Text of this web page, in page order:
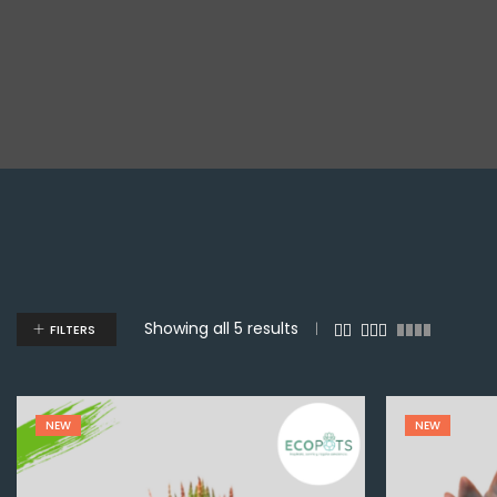
Showing all 5 results
FILTERS
NEW NEW